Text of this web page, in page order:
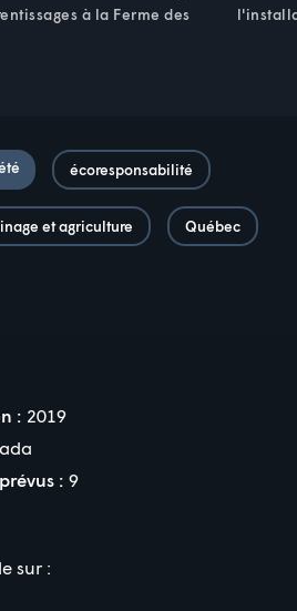
à la Ferme des
écoresponsabilité
et agriculture Québec
: 2019
: 9
sur :